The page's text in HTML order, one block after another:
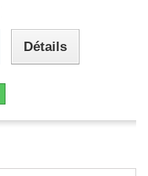
Détails